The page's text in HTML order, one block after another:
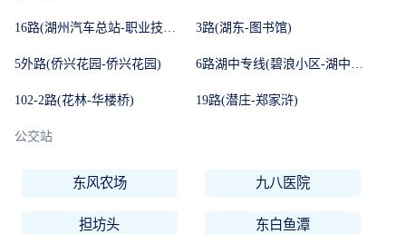
16路(湖州汽车总站-职业技术学院) 3路(湖东-图书馆)
5外路(侨兴花园-侨兴花园) 6路湖中专线(碧浪小区-湖中弁山校区)
102-2路(花林-华楼桥) 19路(潜庄-郑家浒)
公交站
东风农场 九八医院
担坊头 东白鱼潭